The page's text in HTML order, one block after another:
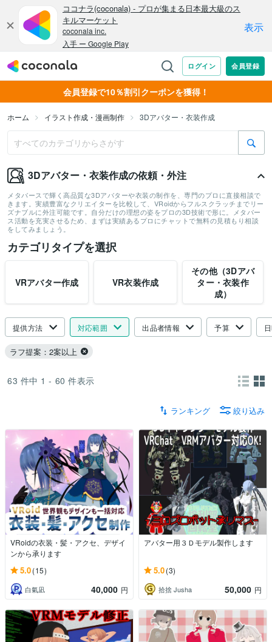
会員登録で10％割引クーポンを獲得！
ホーム イラスト作成・漫画制作 3Dアバター・衣装作成
3Dアバター・衣装作成の依頼・外注
メタバースで輝く高品質な3Dアバターや衣装の制作を、専門のプロに直接相談で
きます。実績豊富なクリエイターを比較して、VRoidからフルスクラッチまでリー
ズナブルに外注可能です。自分だけの理想の姿をプロの3D技術で形に。メタバー
ス活動を充実させるため、まずは実績あるプロにチャットで無料の見積もり相談
をしてみましょう。
カテゴリタイプを選択
VRアバター作成 VR衣装作成
その他（3Dアバ
ター・衣装作
成）
提供方法 対応範囲 出品者情報 予算
ラフ提案：2案以上
63 件中 1 - 60 件表示
ランキング 絞り込み
VRoidの衣装・髪・アクセ、デザイ
ンから承ります
5.0(15)
白氣凪 40,000 円
アバター用３Ｄモデル製作します
5.0(3)
拾捨 Jusha 50,000 円